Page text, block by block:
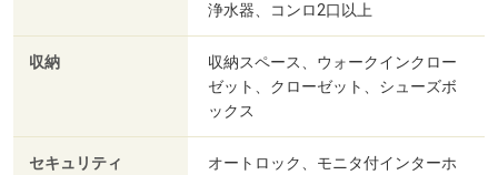
浄水器、コンロ2口以上
収納
収納スペース、ウォークインクロー
ゼット、クローゼット、シューズボ
ックス
セキュリティ
オートロック、モニタ付インターホ